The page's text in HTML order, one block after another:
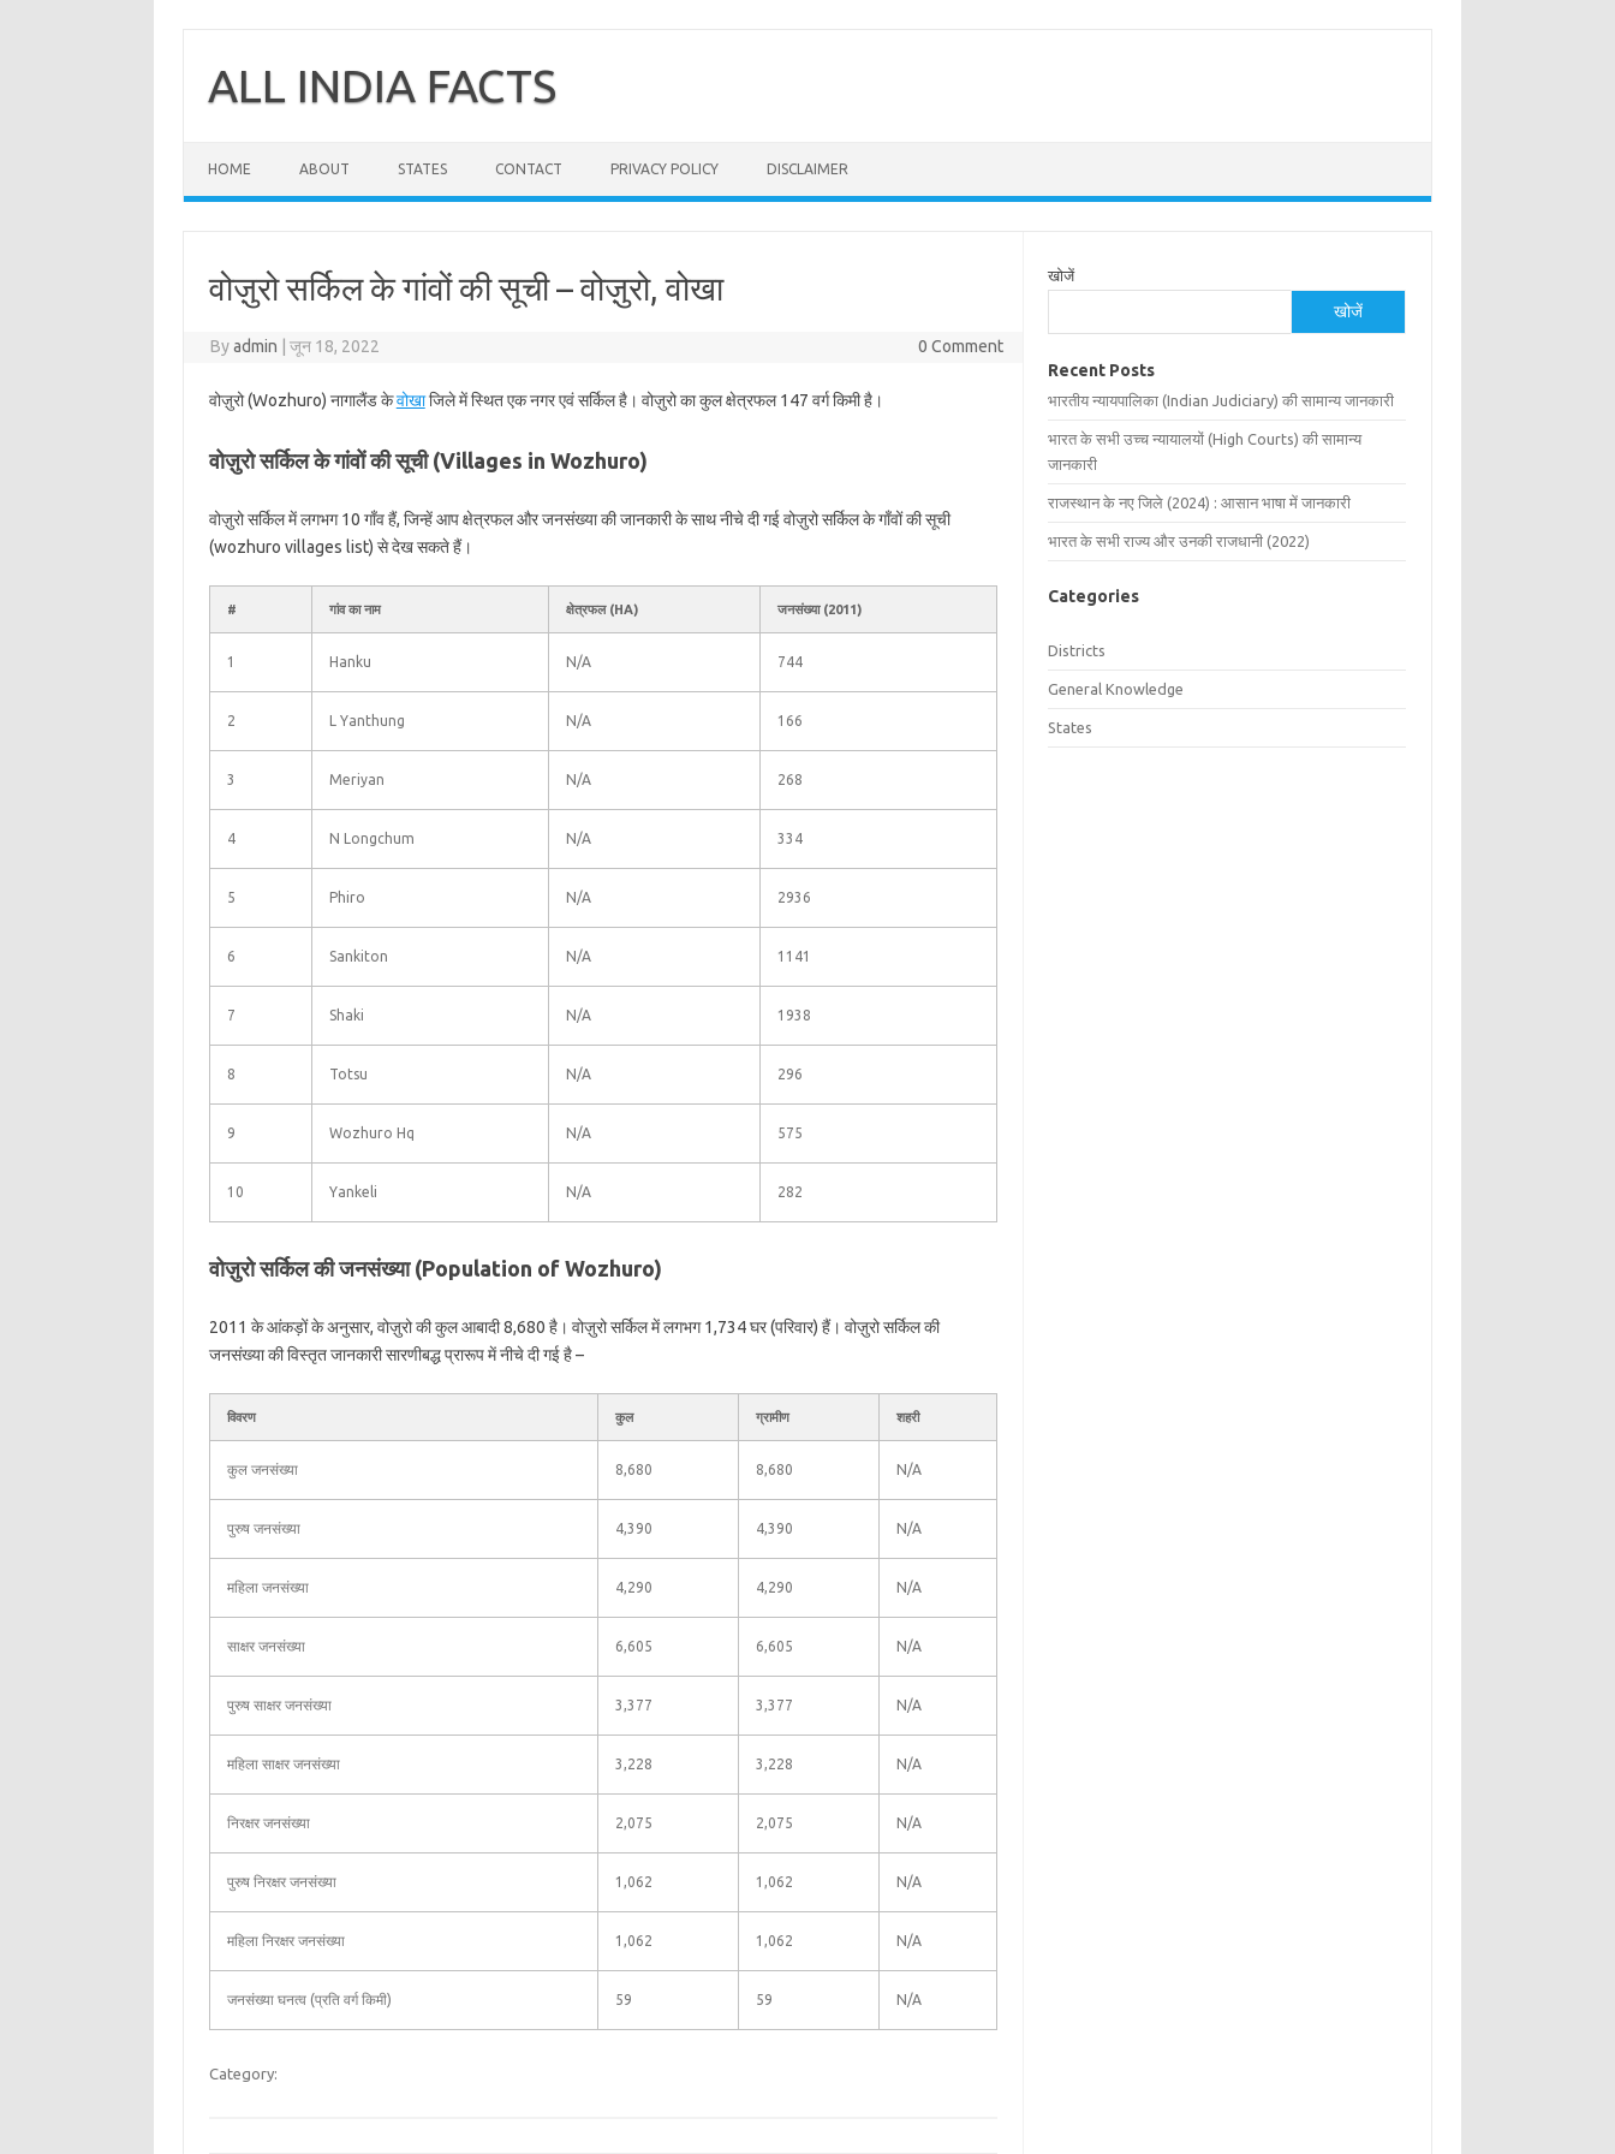
contentALL INDIA FACTS
HOME ABOUT STATES CONTACT PRIVACY POLICY DISCLAIMER
वोज़ुरो सर्किल के गांवों की सूची – वोज़ुरो, वोखा
Byadmin जून 18, 2022 0 Comment
वोज़ुरो (Wozhuro) नागालैंड केवोखाजिले में स्थित एक नगर एवं सर्किल है। वोज़ुरो का कुल क्षेत्रफल 147 वर्ग किमी है।
वोज़ुरो सर्किल के गांवों की सूची (Villages in Wozhuro)
वोज़ुरो सर्किल में लगभग 10 गाँव हैं, जिन्हें आप क्षेत्रफल और जनसंख्या की जानकारी के साथ नीचे दी गई वोज़ुरो सर्किल के गाँवों की सूची
(wozhuro villages list) से देख सकते हैं।
# गांव का नाम क्षेत्रफल (HA) जनसंख्या (2011)
1 Hanku N/A 744
2 L Yanthung N/A 166
3 Meriyan N/A 268
4 N Longchum N/A 334
5 Phiro N/A 2936
6 Sankiton N/A 1141
7 Shaki N/A 1938
8 Totsu N/A 296
9 Wozhuro Hq N/A 575
10 Yankeli N/A 282
वोज़ुरो सर्किल की जनसंख्या (Population of Wozhuro)
2011 के आंकड़ों के अनुसार, वोज़ुरो की कुल आबादी 8,680 है। वोज़ुरो सर्किल में लगभग 1,734 घर (परिवार) हैं। वोज़ुरो सर्किल की
जनसंख्या की विस्तृत जानकारी सारणीबद्ध प्रारूप में नीचे दी गई है –
विवरण कुल ग्रामीण शहरी
कुल जनसंख्या 8,680 8,680 N/A
पुरुष जनसंख्या 4,390 4,390 N/A
महिला जनसंख्या 4,290 4,290 N/A
साक्षर जनसंख्या 6,605 6,605 N/A
पुरुष साक्षर जनसंख्या 3,377 3,377 N/A
महिला साक्षर जनसंख्या 3,228 3,228 N/A
निरक्षर जनसंख्या 2,075 2,075 N/A
पुरुष निरक्षर जनसंख्या 1,062 1,062 N/A
महिला निरक्षर जनसंख्या 1,062 1,062 N/A
जनसंख्या घनत्व (प्रति वर्ग किमी) 59 59 N/A
Category:
खोजें
खोजें
Recent Posts
भारतीय न्यायपालिका (Indian Judiciary) की सामान्य जानकारी
भारत के सभी उच्च न्यायालयों (High Courts) की सामान्य
जानकारी
राजस्थान के नए जिले (2024) : आसान भाषा में जानकारी
भारत के सभी राज्य और उनकी राजधानी (2022)
Categories
Districts
General Knowledge
States